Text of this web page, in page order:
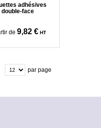
adhésives
double-face
de 9,82 € HT
par page